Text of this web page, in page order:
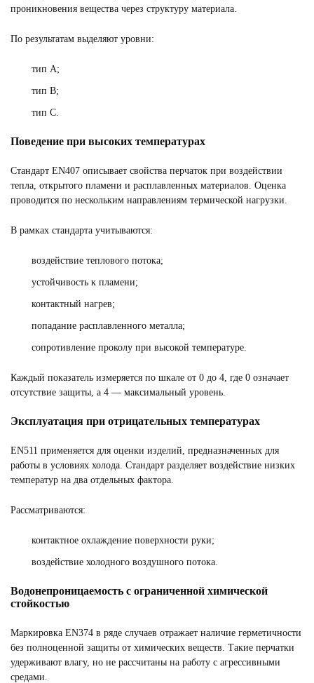
проникновения вещества через структуру материала.
По результатам выделяют уровни:
тип A;
тип B;
тип C.
Поведение при высоких температурах
Стандарт EN407 описывает свойства перчаток при воздействии
тепла, открытого пламени и расплавленных материалов. Оценка
проводится по нескольким направлениям термической нагрузки.
В рамках стандарта учитываются:
воздействие теплового потока;
устойчивость к пламени;
контактный нагрев;
попадание расплавленного металла;
сопротивление проколу при высокой температуре.
Каждый показатель измеряется по шкале от 0 до 4, где 0 означает
отсутствие защиты, а 4 — максимальный уровень.
Эксплуатация при отрицательных температурах
EN511 применяется для оценки изделий, предназначенных для
работы в условиях холода. Стандарт разделяет воздействие низких
температур на два отдельных фактора.
Рассматриваются:
контактное охлаждение поверхности руки;
воздействие холодного воздушного потока.
Водонепроницаемость с ограниченной химической
стойкостью
Маркировка EN374 в ряде случаев отражает наличие герметичности
без полноценной защиты от химических веществ. Такие перчатки
удерживают влагу, но не рассчитаны на работу с агрессивными
средами.